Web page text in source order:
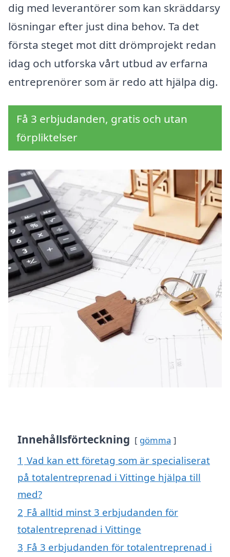
dig med leverantörer som kan skräddarsy
lösningar efter just dina behov. Ta det
första steget mot ditt drömprojekt redan
idag och utforska vårt utbud av erfarna
entreprenörer som är redo att hjälpa dig.
Få 3 erbjudanden, gratis och utan
förpliktelser
Innehållsförteckning gömma
1 Vad kan ett företag som är specialiserat
på totalentreprenad i Vittinge hjälpa till
med?
2 Få alltid minst 3 erbjudanden för
totalentreprenad i Vittinge
3 Få 3 erbjudanden för totalentreprenad i